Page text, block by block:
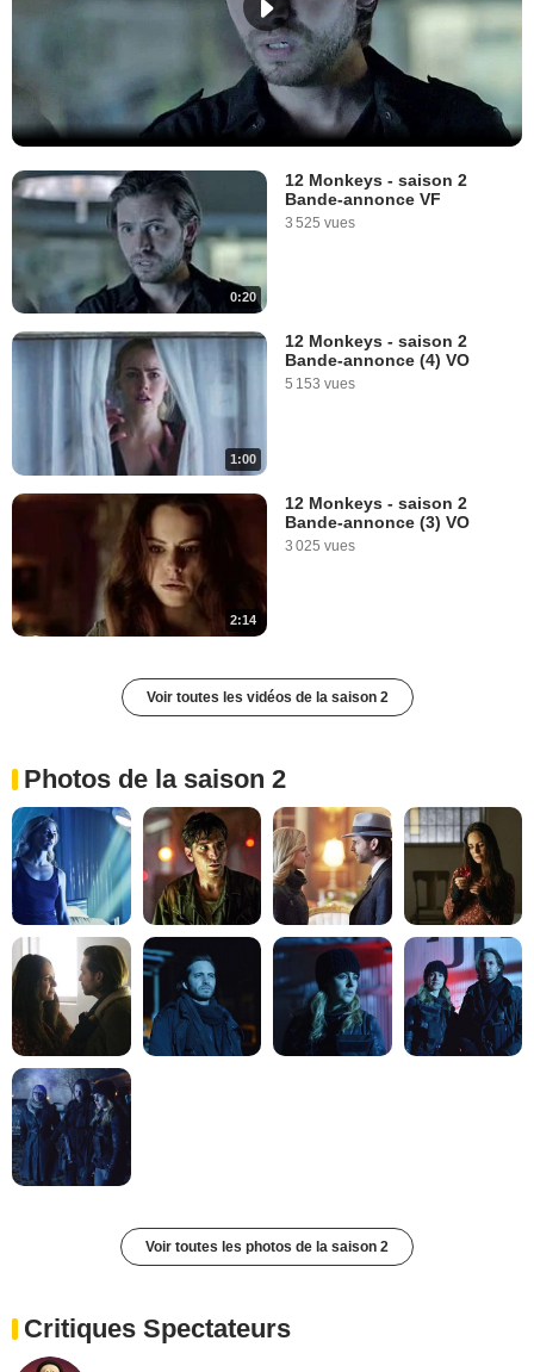
0:20
12 Monkeys - saison 2
Bande-annonce VF
3 525 vues
1:00
12 Monkeys - saison 2
Bande-annonce (4) VO
5 153 vues
2:14
12 Monkeys - saison 2
Bande-annonce (3) VO
3 025 vues
Voir toutes les vidéos de la saison 2
Photos de la saison 2
Voir toutes les photos de la saison 2
Critiques Spectateurs